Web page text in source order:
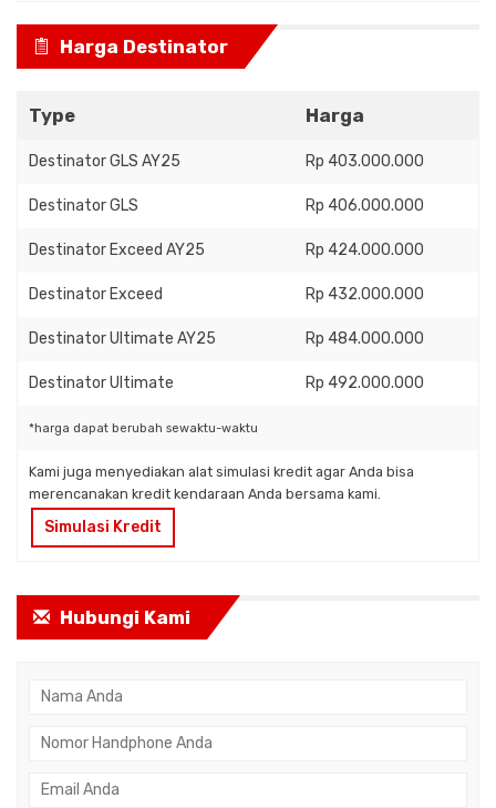
Harga Destinator
Type Harga
Destinator GLS AY25 Rp 403.000.000
Destinator GLS Rp 406.000.000
Destinator Exceed AY25 Rp 424.000.000
Destinator Exceed Rp 432.000.000
Destinator Ultimate AY25 Rp 484.000.000
Destinator Ultimate Rp 492.000.000
*harga dapat berubah sewaktu-waktu
Kami juga menyediakan alat simulasi kredit agar Anda bisa
merencanakan kredit kendaraan Anda bersama kami.
Simulasi Kredit
Hubungi Kami